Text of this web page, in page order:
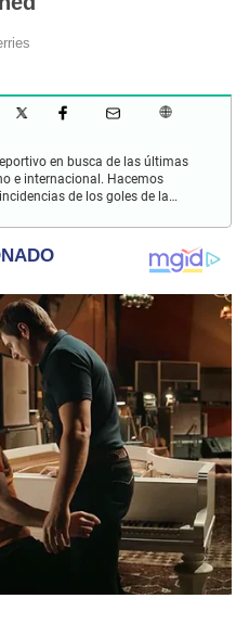
en busca de las últimas
e internacional. Hacemos
de los goles de la